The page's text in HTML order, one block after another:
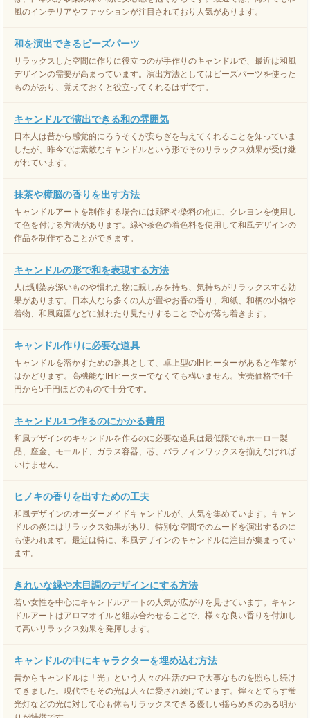
風のインテリアやファッションが注目されており人気があります。
和を演出できるビーズパーツ
リラックスした空間に作りに役立つのが手作りのキャンドルで、最近は和風
デザインの需要が高まっています。演出方法としてはビーズパーツを使った
ものがあり、覚えておくと役立ってくれるはずです。
キャンドルで演出できる和の雰囲気
日本人は昔から感覚的にろうそくが安らぎを与えてくれることを知っていま
したが、昨今では素敵なキャンドルという形でそのリラックス効果が受け継
がれています。
抹茶や樟脳の香りを出す方法
キャンドルアートを制作する場合には顔料や染料の他に、クレヨンを使用し
て色を付ける方法があります。緑や茶色の着色料を使用して和風デザインの
作品を制作することができます。
キャンドルの形で和を表現する方法
人は馴染み深いものや慣れた物に親しみを持ち、気持ちがリラックスする効
果があります。日本人なら多くの人が畳やお香の香り、和紙、和柄の小物や
着物、和風庭園などに触れたり見たりすることで心が落ち着きます。
キャンドル作りに必要な道具
キャンドルを溶かすための器具として、卓上型のIHヒーターがあると作業が
はかどります。高機能なIHヒーターでなくても構いません。実売価格で4千
円から5千円ほどのもので十分です。
キャンドル1つ作るのにかかる費用
和風デザインのキャンドルを作るのに必要な道具は最低限でもホーロー製
品、座金、モールド、ガラス容器、芯、パラフィンワックスを揃えなければ
いけません。
ヒノキの香りを出すための工夫
和風デザインのオーダーメイドキャンドルが、人気を集めています。キャン
ドルの炎にはリラックス効果があり、特別な空間でのムードを演出するのに
も使われます。最近は特に、和風デザインのキャンドルに注目が集まってい
ます。
きれいな緑や木目調のデザインにする方法
若い女性を中心にキャンドルアートの人気が広がりを見せています。キャン
ドルアートはアロマオイルと組み合わせることで、様々な良い香りを付加し
て高いリラックス効果を発揮します。
キャンドルの中にキャラクターを埋め込む方法
昔からキャンドルは「光」という人々の生活の中で大事なものを照らし続け
てきました。現代でもその光は人々に愛され続けています。煌々とてらす蛍
光灯などの光に対して心も体もリラックスできる優しい揺らめきのある明か